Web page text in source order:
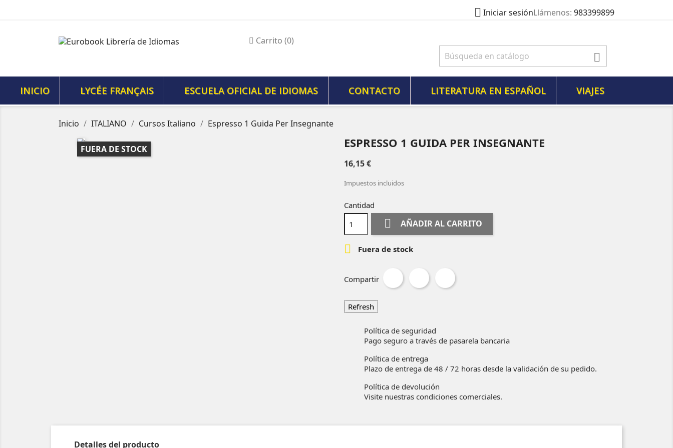
 Iniciar sesiónLlámenos: 983399899
Carrito (0)

INICIO LYCÉE FRANÇAIS ESCUELA OFICIAL DE IDIOMAS CONTACTO LITERATURA EN ESPAÑOL VIAJES
Inicio ITALIANO Cursos Italiano Espresso 1 Guida Per Insegnante
FUERA DE STOCK ESPRESSO 1 GUIDA PER INSEGNANTE
16,15 €
Impuestos incluidos
Cantidad
 AÑADIR AL CARRITO
 Fuera de stock
Compartir
Política de seguridad
Pago seguro a través de pasarela bancaria
Política de entrega
Plazo de entrega de 48 / 72 horas desde la validación de su pedido.
Política de devolución
Visite nuestras condiciones comerciales.
Detalles del producto